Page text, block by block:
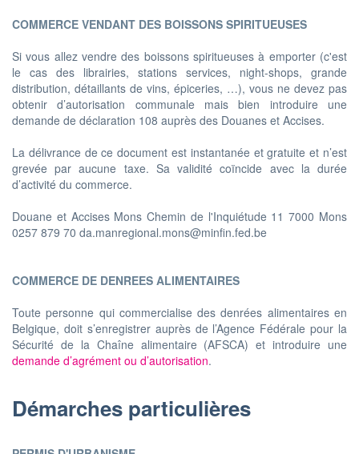
COMMERCE VENDANT DES BOISSONS SPIRITUEUSES
Si vous allez vendre des boissons spiritueuses à emporter (c'est
le cas des librairies, stations services, night-shops, grande
distribution, détaillants de vins, épiceries, …), vous ne devez pas
obtenir d’autorisation communale mais bien introduire une
demande de déclaration 108 auprès des Douanes et Accises.
La délivrance de ce document est instantanée et gratuite et n’est
grevée par aucune taxe. Sa validité coïncide avec la durée
d’activité du commerce.
Douane et Accises Mons Chemin de l'Inquiétude 11 7000 Mons
0257 879 70 da.manregional.mons@minfin.fed.be
COMMERCE DE DENREES ALIMENTAIRES
Toute personne qui commercialise des denrées alimentaires en
Belgique, doit s’enregistrer auprès de l’Agence Fédérale pour la
Sécurité de la Chaîne alimentaire (AFSCA) et introduire une
demande d’agrément ou d’autorisation.
Démarches particulières